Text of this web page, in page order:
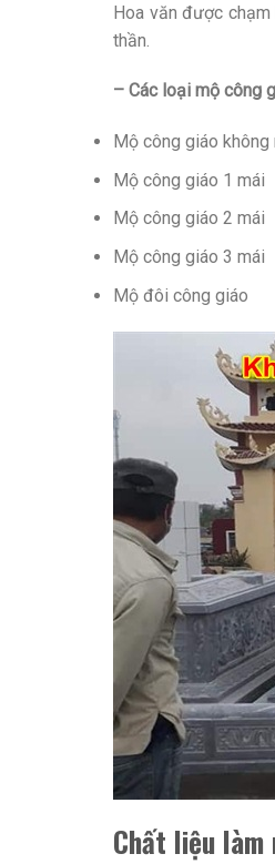
Hoa văn được chạm
thần.
– Các loại mộ công
Mộ công giáo không
Mộ công giáo 1 mái
Mộ công giáo 2 mái
Mộ công giáo 3 mái
Mộ đôi công giáo
Chất liệu làm